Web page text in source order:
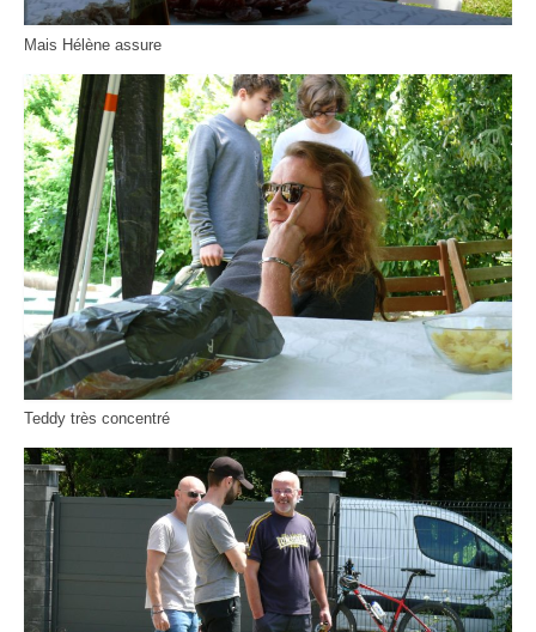
Mais Hélène assure
Teddy très concentré